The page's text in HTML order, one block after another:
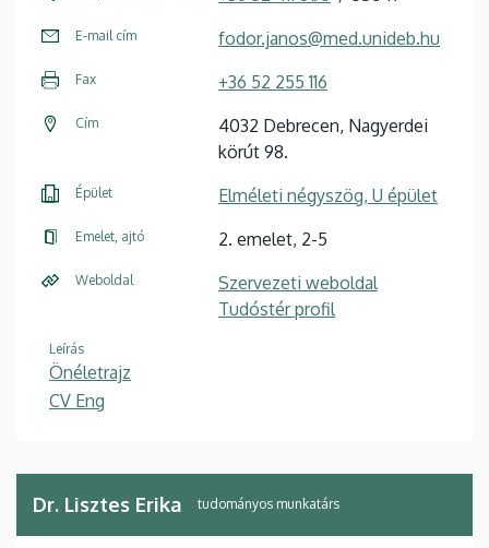
E-mail cím fodor.janos@med.unideb.hu
Fax +36 52 255 116
Cím
4032 Debrecen, Nagyerdei
körút 98.
Épület Elméleti négyszög, U épület
Emelet, ajtó 2. emelet, 2-5
Weboldal
Szervezeti weboldal
Tudóstér profil
Leírás
Önéletrajz
CV Eng
Dr. Lisztes Erika tudományos munkatárs